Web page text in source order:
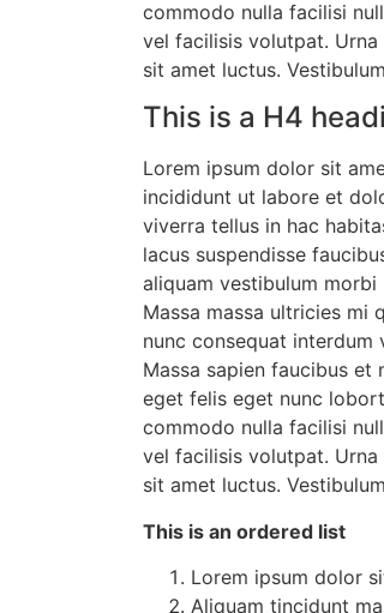
commodo nulla facilisi
vel facilisis volutpat.
sit amet luctus.
This is a H4
Lorem ipsum dolor sit
incididunt ut labore et
viverra tellus in hac
lacus suspendisse
aliquam vestibulum
Massa massa ultricies mi
nunc consequat interdum
Massa sapien faucibus et
eget felis eget nunc
commodo nulla facilisi
vel facilisis volutpat.
sit amet luctus.
This is an ordered list
Lorem ipsum dolor
Aliquam tincidunt